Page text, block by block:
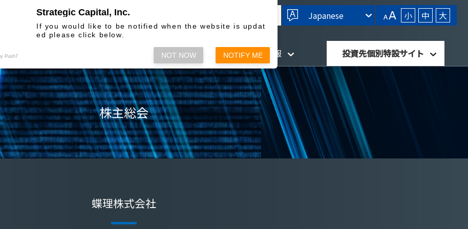
お問い合わせ Japanese 小 中 大
株主総会関係 各種方針・開示情報 投資先個別特設サイト
株主総会
蝶理株式会社
Strategic Capital, Inc.
If you would like to be notified when the website is updat
ed please click below.
Push7 NOT NOW NOTIFY ME